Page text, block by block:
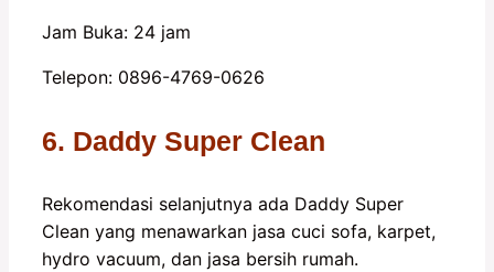
Jam Buka: 24 jam
Telepon: 0896-4769-0626
6. Daddy Super Clean
Rekomendasi selanjutnya ada Daddy Super
Clean yang menawarkan jasa cuci sofa, karpet,
hydro vacuum, dan jasa bersih rumah.